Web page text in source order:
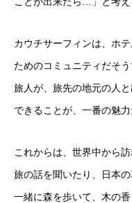
カウチサーフィンは、ホ
ためのコミュニティだそ
旅人が、旅先の地元の人
できることが、一番の魅力
これからは、世界中から訪
旅の話を聞いたり、日本
一緒に森を歩いて、木の